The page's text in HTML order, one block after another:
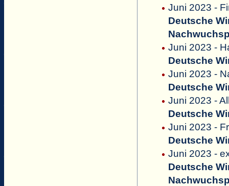
Juni 2023 -
Deutsche
Juni 2023 -
Deutsche
Juni 2023 -
Deutsche
Juni 2023 -
Deutsche
Juni 2023 -
Deutsche
Juni 2023 -
Deutsche